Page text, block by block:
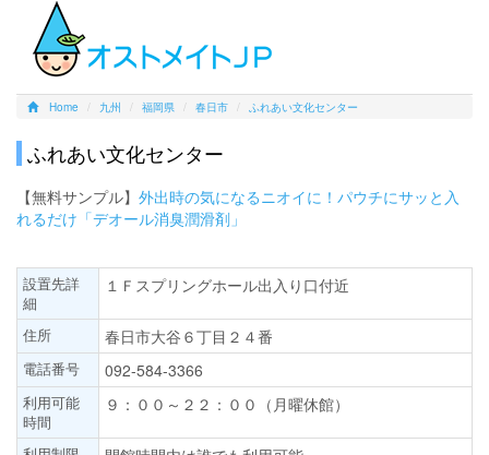
Home 九州 福岡県 春日市 ふれあい文化センター
ふれあい文化センター
【無料サンプル】 外出時の気になるニオイに！パウチにサッと入
れるだけ「デオール消臭潤滑剤」
設置先詳
細
１Ｆスプリングホール出入り口付近
住所 春日市大谷６丁目２４番
電話番号 092-584-3366
利用可能
時間
９：００～２２：００（月曜休館）